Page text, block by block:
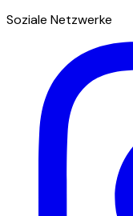
Soziale Netzwerke